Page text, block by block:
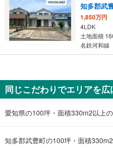
知多郡武
1,850万円
4LDK
土地面積
名鉄河和線
知多郡武
1,950万円
4LDK
土地面積
名鉄河和線
同じこだわりでエリアを
愛知県の100坪・面積330m2以上
知多郡武豊町の100坪・面積